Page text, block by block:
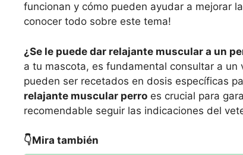
funcionan y cómo pueden ayudar a mejorar
conocer todo sobre este tema!
¿Se le puede dar relajante muscular a un
a tu mascota, es fundamental consultar a
pueden ser recetados en dosis específicas
relajante muscular perro es crucial para
recomendable seguir las indicaciones del
👇Mira también